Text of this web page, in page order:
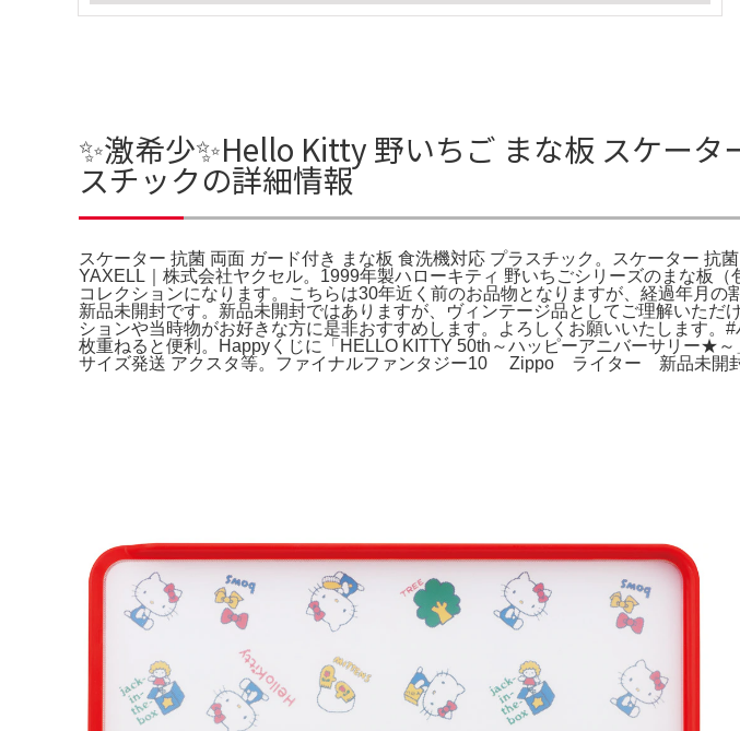
✨激希少✨Hello Kitty 野いちご まな板 スケー
スチックの詳細情報
スケーター 抗菌 両面 ガード付き まな板 食洗機対応 プラスチック。スケーター
YAXELL｜株式会社ヤクセル。1999年製ハローキティ 野いちごシリーズのまな板
コレクションになります。こちらは30年近く前のお品物となりますが、経過年月
新品未開封です。新品未開封ではありますが、ヴィンテージ品としてご理解いた
ションや当時物がお好きな方に是非おすすめします。よろしくお願いいたします
枚重ねると便利。Happyくじに「HELLO KITTY 50th～ハッピーアニバーサリー★
サイズ発送 アクスタ等。ファイナルファンタジー10 Zippo ライター 新品未開